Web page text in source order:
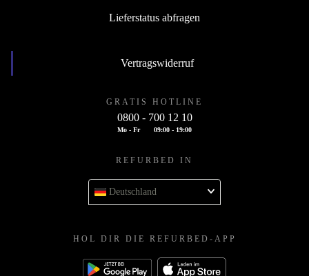
Lieferstatus abfragen
Vertragswiderruf
GRATIS HOTLINE
0800 - 700 12 10
Mo - Fr 09:00 - 19:00
REFURBED IN
Deutschland
HOL DIR DIE REFURBED-APP